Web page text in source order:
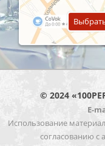
© 2024
E-
Использование
согласованию с